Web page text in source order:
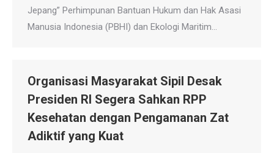
Jepang” Perhimpunan Bantuan Hukum dan Hak Asasi
Manusia Indonesia (PBHI) dan Ekologi Maritim…
Organisasi Masyarakat Sipil Desak
Presiden RI Segera Sahkan RPP
Kesehatan dengan Pengamanan Zat
Adiktif yang Kuat